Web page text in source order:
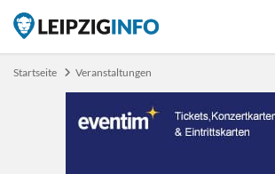
Startseite Veranstaltungen